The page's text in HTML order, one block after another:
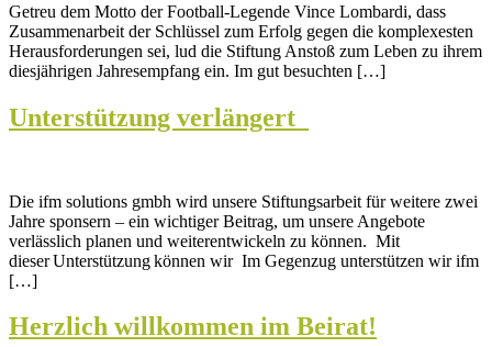
Getreu dem Motto der Football-Legende Vince Lombardi, dass
Zusammenarbeit der Schlüssel zum Erfolg gegen die komplexesten
Herausforderungen sei, lud die Stiftung Anstoß zum Leben zu ihrem
diesjährigen Jahresempfang ein. Im gut besuchten […]
Unterstützung verlängert
Die ifm solutions gmbh wird unsere Stiftungsarbeit für weitere zwei
Jahre sponsern – ein wichtiger Beitrag, um unsere Angebote
verlässlich planen und weiterentwickeln zu können.​ Mit
dieser Unterstützung können wir Im Gegenzug unterstützen wir ifm
[…]
Herzlich willkommen im Beirat!